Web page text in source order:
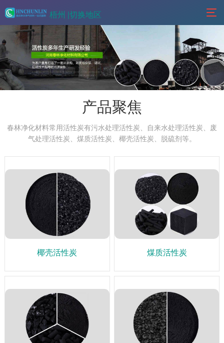
梧州 |切换地区
产品聚焦
春林净化材料常用活性炭有污水处理活性炭、自来水处理活性炭、废
气处理活性炭、煤质活性炭、椰壳活性炭、脱硫剂等。
椰壳活性炭 煤质活性炭